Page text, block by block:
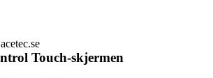
Touch-skjermen